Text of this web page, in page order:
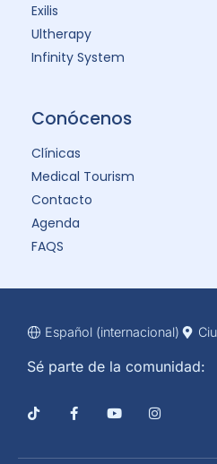
Exilis
Ultherapy
Infinity System
Conócenos
Clínicas
Medical Tourism
Contacto
Agenda
FAQS
Español (internacional)
Sé parte de la comunidad: